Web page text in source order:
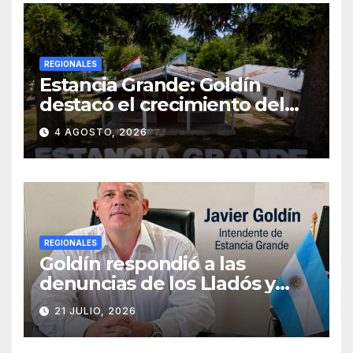
REGIONALES
Estancia Grande: Goldín
destacó el crecimiento del
municipio, anunció nuevas
obras y defendió su gestión
frente a las críticas
4 AGOSTO, 2026
REGIONALES
Goldín respondió a las
denuncias de los Lladós y
defendió la transparencia de
su gestión
21 JULIO, 2026